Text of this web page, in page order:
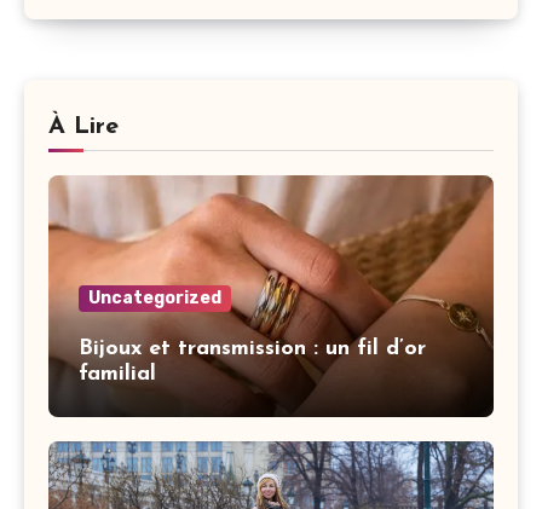
À Lire
Uncategorized
Bijoux et transmission : un fil d’or
familial